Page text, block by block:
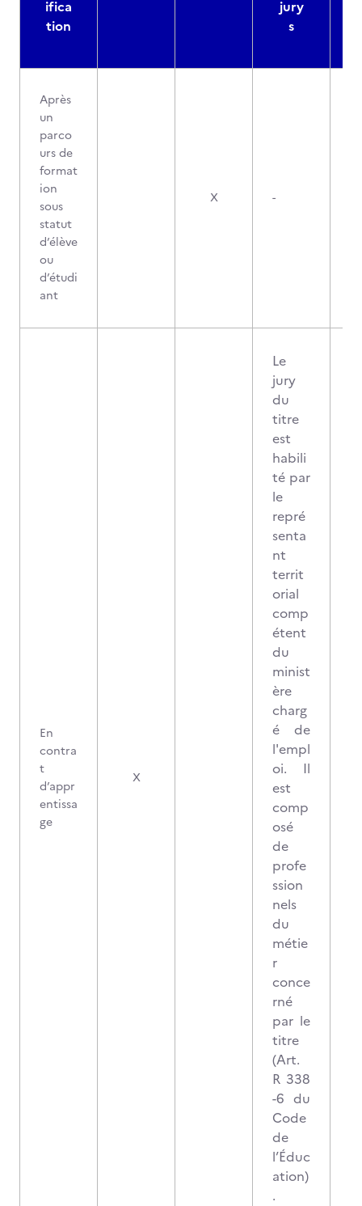
ifica
tion
jury
s
Après
un
parco
urs de
format
ion
sous
statut
d’élève
ou
d’étudi
ant
X -
En
contra
t
d’appr
entissa
ge
X
Le
jury
du
titre
est
habili
té par
le
repré
senta
nt
territ
orial
comp
étent
du
minist
ère
charg
é de
l'empl
oi. Il
est
comp
osé
de
profe
ssion
nels
du
métie
r
conce
rné
par le
titre
(Art.
R 338
-6 du
Code
de
l’Éduc
ation)
.